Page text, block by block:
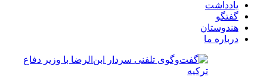
یادداشت
گفتگو
هندوستان
درباره ما